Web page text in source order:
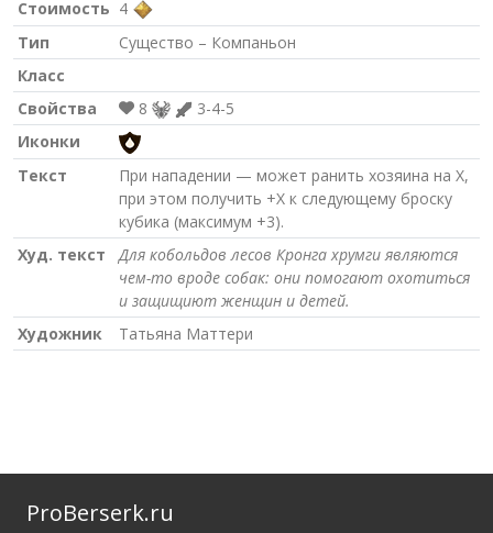
Стоимость 4
Тип
Существо – Компаньон
Класс
Свойства
8
3-4-5
Иконки
Текст
При нападении — может ранить хозяина на X,
при этом получить +X к следующему броску
кубика (максимум +3).
Худ. текст
Для кобольдов лесов Кронга хрумги являются
чем-то вроде собак: они помогают охотиться
и защищиют женщин и детей.
Художник
Татьяна Маттери
ProBerserk.ru